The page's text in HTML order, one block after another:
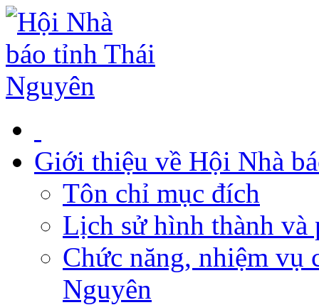
Giới thiệu về Hội Nhà
Tôn chỉ mục đích
Lịch sử hình thành và
Chức năng, nhiệm vụ
Nguyên